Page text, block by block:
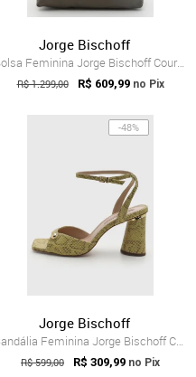
Jorge Bischoff
Bolsa Feminina Jorge Bischoff Couro Verde
R$ 1.299,00 R$ 609,99 no Pix
-48%
Jorge Bischoff
Sandália Feminina Jorge Bischoff Couro A...
R$ 599,00 R$ 309,99 no Pix